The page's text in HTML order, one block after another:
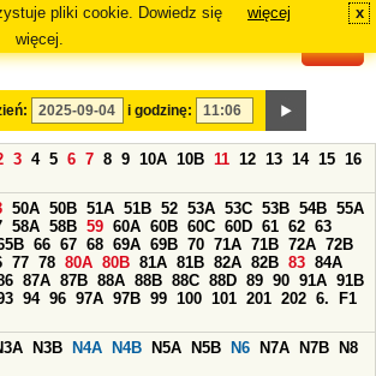
pliki cookie. Dowiedz się
więcej.
więcej x
i godzinę:
3 4 5 6 7 8 9 10A 10B 11 12 13 14 15 16
50A 50B 51A 51B 52 53A 53C 53B 54B 55A
58A 58B 59 60A 60B 60C 60D 61 62 63
66 67 68 69A 69B 70 71A 71B 72A 72B
77 78 80A 80B 81A 81B 82A 82B 83 84A
87A 87B 88A 88B 88C 88D 89 90 91A 91B
94 96 97A 97B 99 100 101 201 202 6.
F1
N3B N4A N4B N5A N5B N6 N7A N7B
N8